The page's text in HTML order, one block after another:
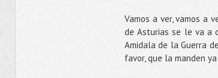
Vamos a ver, vamos a
de Asturias se le va a
Amidala de la Guerra
favor, que la manden